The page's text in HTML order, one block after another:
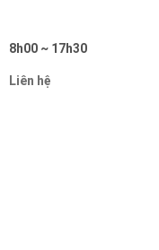
8h00 ~ 17h30
Liên hệ